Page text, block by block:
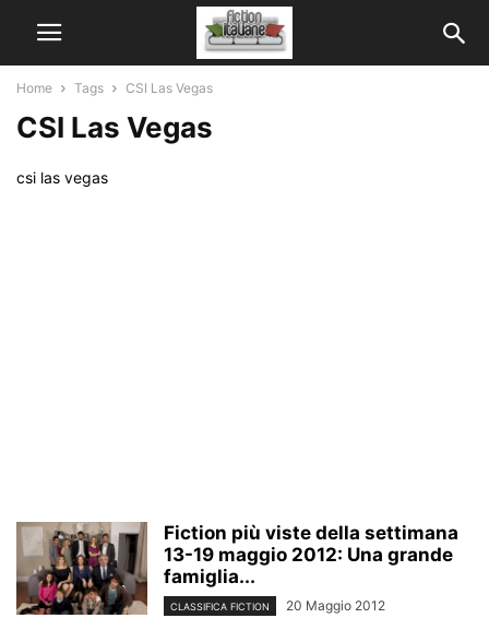
Home Tags CSI Las Vegas
CSI Las Vegas
csi las vegas
Fiction più viste della settimana
13-19 maggio 2012: Una grande
famiglia...
CLASSIFICA FICTION 20 Maggio 2012